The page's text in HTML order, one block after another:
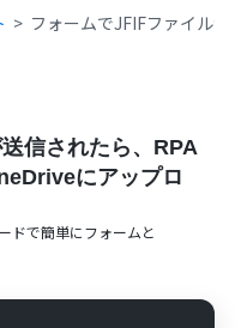
フォームでJFIFファイル
信されたら、RPA
にアップロ
ドで簡単にフォームと